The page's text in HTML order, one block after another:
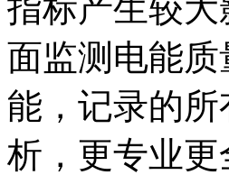
指标产生较
面监测电能
能，记录的
析，更专业